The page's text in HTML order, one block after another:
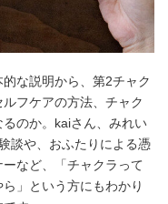
な説明から、第2チャク
フケアの方法、チャク
のか。kaiさん、みれい
談や、おふたりによる憑
など、「チャクラって
」という方にもわかり